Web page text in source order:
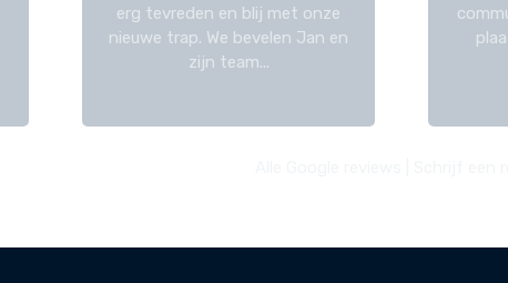
erg tevreden en blij met onze
nieuwe trap. We bevelen Jan en
zijn team...